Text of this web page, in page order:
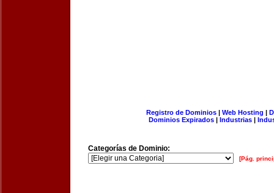
Registro de Dominios| Web Hosting |
Dominios Expirados | Industrias |
Categorías de Dominio:
[Pág.